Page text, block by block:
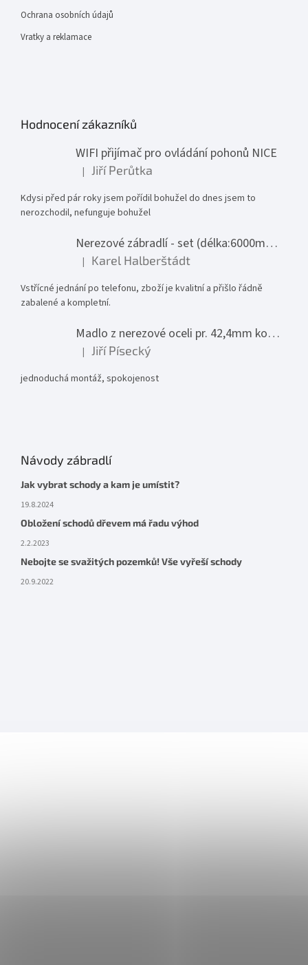
Ochrana osobních údajů
Vratky a reklamace
Hodnocení zákazníků
WIFI přijímač pro ovládání pohonů NICE
Hodnocení produktu je 1 z 5 hvězdiček.
| Jiří Perůtka
Kdysi před pár roky jsem pořídil bohužel do dnes jsem to
nerozchodil, nefunguje bohužel
Nerezové zábradlí - set (délka:6000mm x výška:1000mm)
Hodnocení produktu je 5 z 5 hvězdiček.
| Karel Halberštádt
Vstřícné jednání po telefonu, zboží je kvalitní a přišlo řádně
zabalené a kompletní.
Madlo z nerezové oceli pr. 42,4mm komplet - model 0116 - 3000mm
Hodnocení produktu je 5 z 5 hvězdiček.
| Jiří Písecký
jednoduchá montáž, spokojenost
Návody zábradlí
Jak vybrat schody a kam je umístit?
19.8.2024
Obložení schodů dřevem má řadu výhod
2.2.2023
Nebojte se svažitých pozemků! Vše vyřeší schody
20.9.2022